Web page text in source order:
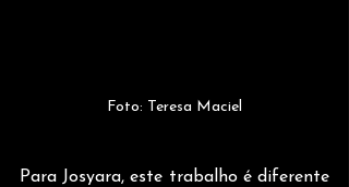
Foto: Teresa Maciel
Para Josyara, este trabalho é diferente